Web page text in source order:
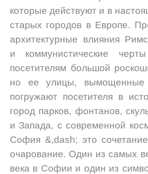
которые действуют и в
старых городов в Европе.
архитектурные влияния
и коммунистические
посетителям большой
но ее улицы, вымощенные
погружают посетителя в
город парков, фонтанов,
и Запада, с современной
София &,dash; это
очарование. Один из самых
века в Софии и один из